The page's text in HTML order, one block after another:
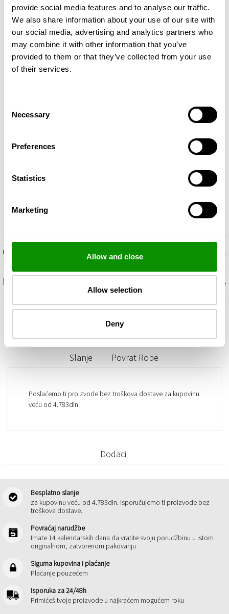
provide social media features and to analyse our traffic.
We also share information about your use of our site with
our social media, advertising and analytics partners who
may combine it with other information that you’ve
provided to them or that they’ve collected from your use
of their services.
Selection
Necessary
Preferences
Statistics
Marketing
Allow and close
Allow selection
Deny
OPIS +
MIRISNE NOTE +
Slanje Povrat Robe
Poslaćemo ti proizvode bez troškova dostave za kupovinu
veću od 4.783din.
Dodaci
Besplatno slanje
za kupovinu veću od 4.783din. isporučujemo ti proizvode bez
troškova dostave.
Povraćaj narudžbe
Imate 14 kalendarskih dana da vratite svoju porudžbinu u istom
originalnom, zatvorenom pakovanju
Sigurna kupovina i plaćanje
Plaćanje pouzećem
Isporuka za 24/48h
Primićeš tvoje proizvode u najkraćem mogućem roku